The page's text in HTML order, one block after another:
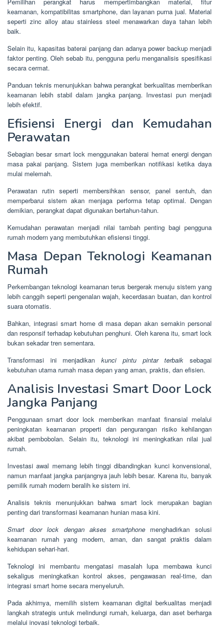
keamanan, kompatibilitas smartphone, dan layanan purna jual. Material
seperti zinc alloy atau stainless steel menawarkan daya tahan lebih
baik.
Selain itu, kapasitas baterai panjang dan adanya power backup menjadi
faktor penting. Oleh sebab itu, pengguna perlu menganalisis spesifikasi
secara cermat.
Panduan teknis menunjukkan bahwa perangkat berkualitas memberikan
keamanan lebih stabil dalam jangka panjang. Investasi pun menjadi
lebih efektif.
Efisiensi Energi dan Kemudahan
Perawatan
Sebagian besar smart lock menggunakan baterai hemat energi dengan
masa pakai panjang. Sistem juga memberikan notifikasi ketika daya
mulai melemah.
Perawatan rutin seperti membersihkan sensor, panel sentuh, dan
memperbarui sistem akan menjaga performa tetap optimal. Dengan
demikian, perangkat dapat digunakan bertahun-tahun.
Kemudahan perawatan menjadi nilai tambah penting bagi pengguna
rumah modern yang membutuhkan efisiensi tinggi.
Masa Depan Teknologi Keamanan
Rumah
Perkembangan teknologi keamanan terus bergerak menuju sistem yang
lebih canggih seperti pengenalan wajah, kecerdasan buatan, dan kontrol
suara otomatis.
Bahkan, integrasi smart home di masa depan akan semakin personal
dan responsif terhadap kebutuhan penghuni. Oleh karena itu, smart lock
bukan sekadar tren sementara.
Transformasi ini menjadikankunci pintu pintar terbaik sebagai
kebutuhan utama rumah masa depan yang aman, praktis, dan efisien.
Analisis Investasi Smart Door Lock
Jangka Panjang
Penggunaan smart door lock memberikan manfaat finansial melalui
peningkatan keamanan properti dan pengurangan risiko kehilangan
akibat pembobolan. Selain itu, teknologi ini meningkatkan nilai jual
rumah.
Investasi awal memang lebih tinggi dibandingkan kunci konvensional,
namun manfaat jangka panjangnya jauh lebih besar. Karena itu, banyak
pemilik rumah modern beralih ke sistem ini.
Analisis teknis menunjukkan bahwa smart lock merupakan bagian
penting dari transformasi keamanan hunian masa kini.
Smart door lock dengan akses smartphonemenghadirkan solusi
keamanan rumah yang modern, aman, dan sangat praktis dalam
kehidupan sehari-hari.
Teknologi ini membantu mengatasi masalah lupa membawa kunci
sekaligus meningkatkan kontrol akses, pengawasan real-time, dan
integrasi smart home secara menyeluruh.
Pada akhirnya, memilih sistem keamanan digital berkualitas menjadi
langkah strategis untuk melindungi rumah, keluarga, dan aset berharga
melalui inovasi teknologi terbaik.